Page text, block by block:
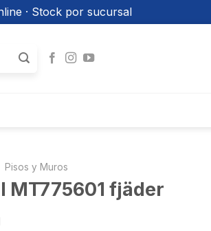
· Stock por sucursal
Pisos y Muros
MT775601 fjäder